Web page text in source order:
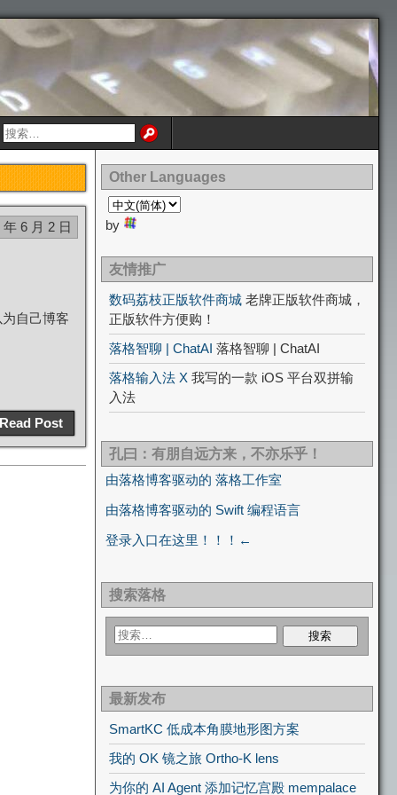
年 6 月 2 日
自己博客
Read Post
Other Languages
by
友情推广
数码荔枝正版软件商城 老牌正版软件商城，
正版软件方便购！
落格智聊 | ChatAI 落格智聊 | ChatAI
落格输入法 X 我写的一款 iOS 平台双拼输
入法
孔曰：有朋自远方来，不亦乐乎！
由落格博客驱动的 落格工作室
由落格博客驱动的 Swift 编程语言
登录入口在这里！！！←
搜索落格
最新发布
SmartKC 低成本角膜地形图方案
我的 OK 镜之旅 Ortho-K lens
为你的 AI Agent 添加记忆宫殿 mempalace